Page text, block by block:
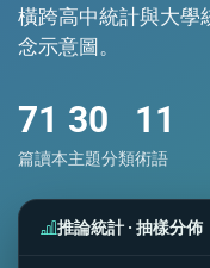
research findings, in
橫跨高中統計與大學
念示意圖。
71
篇讀本
30
主題分類
11
術語
推論統計 · 抽樣分佈